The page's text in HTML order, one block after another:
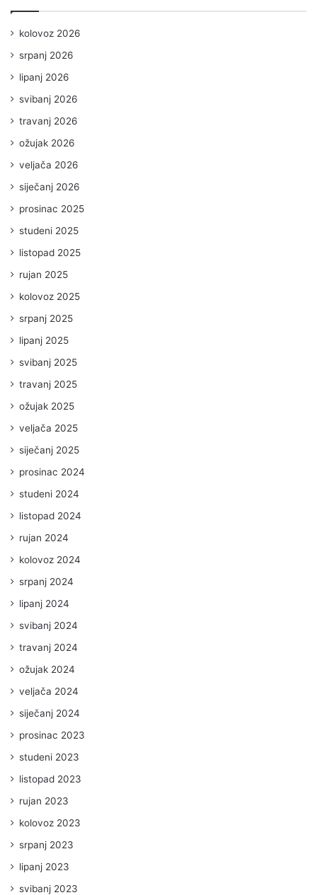
kolovoz 2026
srpanj 2026
lipanj 2026
svibanj 2026
travanj 2026
ožujak 2026
veljača 2026
siječanj 2026
prosinac 2025
studeni 2025
listopad 2025
rujan 2025
kolovoz 2025
srpanj 2025
lipanj 2025
svibanj 2025
travanj 2025
ožujak 2025
veljača 2025
siječanj 2025
prosinac 2024
studeni 2024
listopad 2024
rujan 2024
kolovoz 2024
srpanj 2024
lipanj 2024
svibanj 2024
travanj 2024
ožujak 2024
veljača 2024
siječanj 2024
prosinac 2023
studeni 2023
listopad 2023
rujan 2023
kolovoz 2023
srpanj 2023
lipanj 2023
svibanj 2023